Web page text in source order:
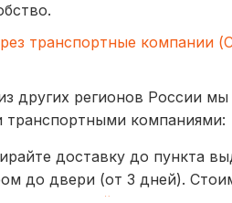
транспортные компании
других регионов России
транспортными компаниями:
доставку до пункта
до двери (от 3 дней).